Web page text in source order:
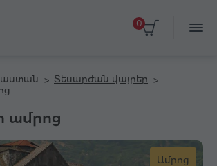
0
Տեսարժան վայրեր
ամրոց
Ամրոց